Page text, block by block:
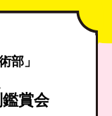
部」
賞会